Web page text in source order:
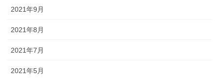
2021年9月
2021年8月
2021年7月
2021年5月